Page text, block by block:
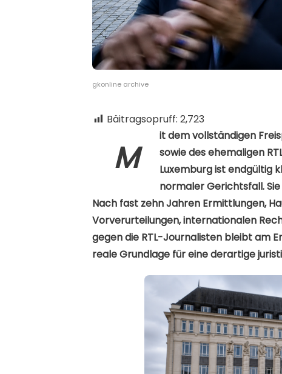
gkonline archive
Bäitragsopruff: 2,723
M
it dem vollständigen
sowie des ehemaligen
Luxemburg ist endgültig
normaler Gerichtsfall.
Nach fast zehn Jahren Ermittlungen,
Vorverurteilungen, internationalen
gegen die RTL-Journalisten bleibt am
reale Grundlage für eine derartige